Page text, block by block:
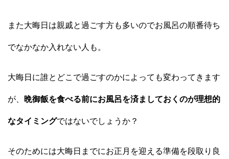
また大晦日は親戚と過ごす方も多いのでお風呂の順番待ち
でなかなか入れない人も。
大晦日に誰とどこで過ごすのかによっても変わってきます
が、 晩御飯を食べる前にお風呂を済ましておくのが理想的
なタイミングではないでしょうか？
そのためには大晦日までにお正月を迎える準備を段取り良